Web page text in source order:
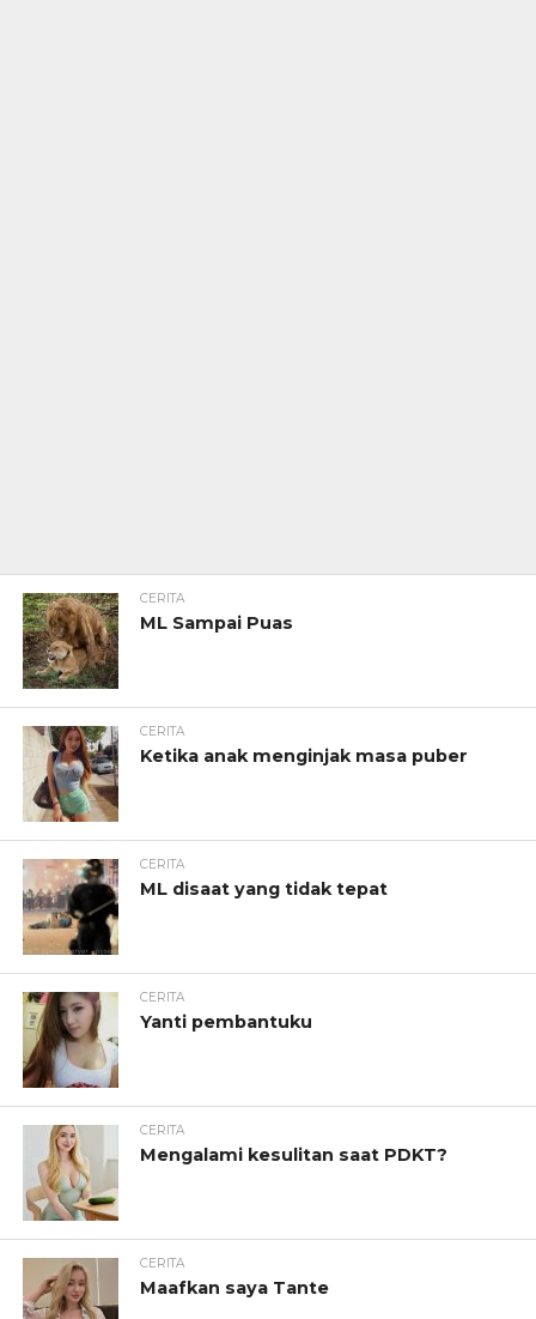
CERITA
ML Sampai Puas
CERITA
Ketika anak menginjak masa puber
CERITA
ML disaat yang tidak tepat
CERITA
Yanti pembantuku
CERITA
Mengalami kesulitan saat PDKT?
CERITA
Maafkan saya Tante